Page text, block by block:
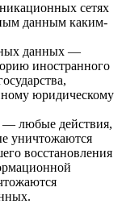
сетях
данным каким-
данных —
иностранного
юридическому
— любые действия,
уничтожаются
восстановления